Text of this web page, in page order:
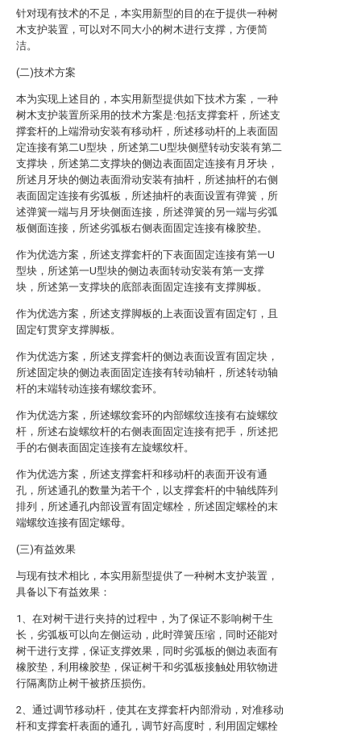
针对现有技术的不足，本实用新型的目的在于提供一种树
木支护装置，可以对不同大小的树木进行支撑，方便简
洁。
(二)技术方案
本为实现上述目的，本实用新型提供如下技术方案，一种
树木支护装置所采用的技术方案是:包括支撑套杆，所述支
撑套杆的上端滑动安装有移动杆，所述移动杆的上表面固
定连接有第二U型块，所述第二U型块侧壁转动安装有第二
支撑块，所述第二支撑块的侧边表面固定连接有月牙块，
所述月牙块的侧边表面滑动安装有抽杆，所述抽杆的右侧
表面固定连接有劣弧板，所述抽杆的表面设置有弹簧，所
述弹簧一端与月牙块侧面连接，所述弹簧的另一端与劣弧
板侧面连接，所述劣弧板右侧表面固定连接有橡胶垫。
作为优选方案，所述支撑套杆的下表面固定连接有第一U
型块，所述第一U型块的侧边表面转动安装有第一支撑
块，所述第一支撑块的底部表面固定连接有支撑脚板。
作为优选方案，所述支撑脚板的上表面设置有固定钉，且
固定钉贯穿支撑脚板。
作为优选方案，所述支撑套杆的侧边表面设置有固定块，
所述固定块的侧边表面固定连接有转动轴杆，所述转动轴
杆的末端转动连接有螺纹套环。
作为优选方案，所述螺纹套环的内部螺纹连接有右旋螺纹
杆，所述右旋螺纹杆的右侧表面固定连接有把手，所述把
手的右侧表面固定连接有左旋螺纹杆。
作为优选方案，所述支撑套杆和移动杆的表面开设有通
孔，所述通孔的数量为若干个，以支撑套杆的中轴线阵列
排列，所述通孔内部设置有固定螺栓，所述固定螺栓的末
端螺纹连接有固定螺母。
(三)有益效果
与现有技术相比，本实用新型提供了一种树木支护装置，
具备以下有益效果：
1、在对树干进行夹持的过程中，为了保证不影响树干生
长，劣弧板可以向左侧运动，此时弹簧压缩，同时还能对
树干进行支撑，保证支撑效果，同时劣弧板的侧边表面有
橡胶垫，利用橡胶垫，保证树干和劣弧板接触处用软物进
行隔离防止树干被挤压损伤。
2、通过调节移动杆，使其在支撑套杆内部滑动，对准移动
杆和支撑套杆表面的通孔，调节好高度时，利用固定螺栓